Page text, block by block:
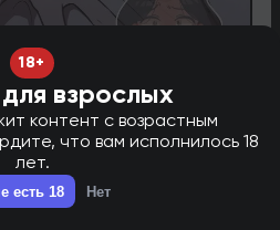
18+
взрослых
контент с возрастным
что вам исполнилось 18
лет.
есть 18 Нет
ДЛЯ ПЕРЕХОДА!